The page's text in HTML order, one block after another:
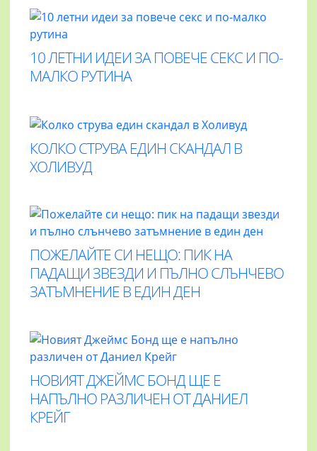
10 ЛЕТНИ ИДЕИ ЗА ПОВЕЧЕ СЕКС И ПО-
МАЛКО РУТИНА
КОЛКО СТРУВА ЕДИН СКАНДАЛ В
ХОЛИВУД
ПОЖЕЛАЙТЕ СИ НЕЩО: ПИК НА
ПАДАЩИ ЗВЕЗДИ И ПЪЛНО СЛЪНЧЕВО
ЗАТЪМНЕНИЕ В ЕДИН ДЕН
НОВИЯТ ДЖЕЙМС БОНД ЩЕ Е
НАПЪЛНО РАЗЛИЧЕН ОТ ДАНИЕЛ
КРЕЙГ